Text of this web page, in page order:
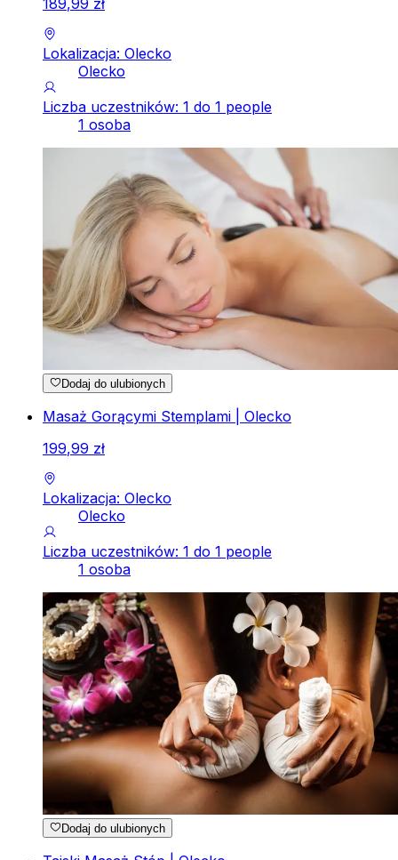
Lokalizacja: Olecko
Olecko
Liczba uczestników: 1 do 1 people
1 osoba
Dodaj do ulubionych
Masaż Gorącymi Stemplami | Olecko
199,99 zł
Lokalizacja: Olecko
Olecko
Liczba uczestników: 1 do 1 people
1 osoba
Dodaj do ulubionych